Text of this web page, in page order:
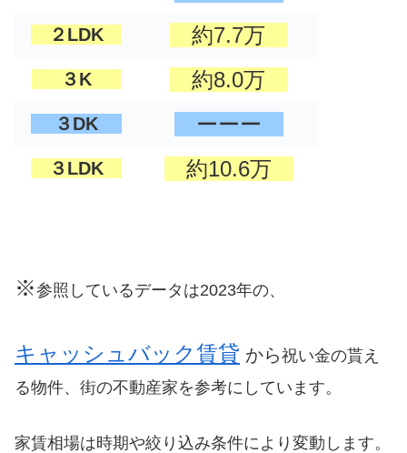
２LDK 約7.7万
３K 約8.0万
３DK ーーー
３LDK 約10.6万
※参照しているデータは2023年の、
キャッシュバック賃貸 から祝い金の貰え
る物件、街の不動産家を参考にしています。
家賃相場は時期や絞り込み条件により変動します。